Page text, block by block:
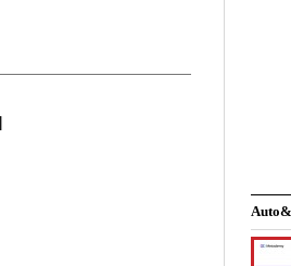
Auto&